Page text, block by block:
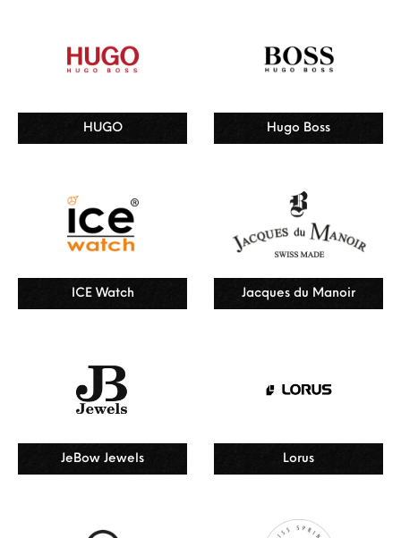
HUGO Hugo Boss
ICE Watch Jacques du Manoir
JeBow Jewels Lorus